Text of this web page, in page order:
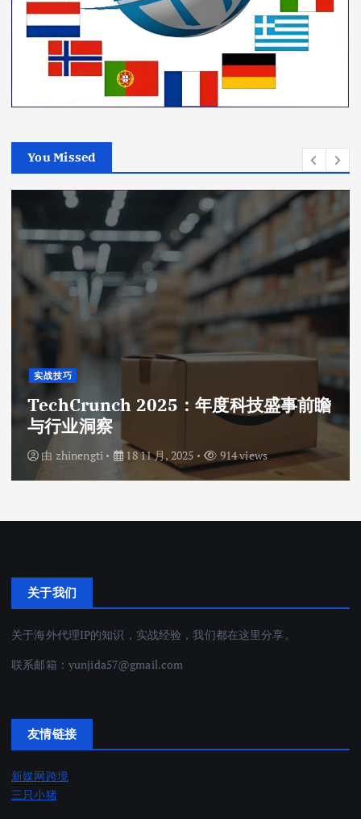
You Missed
实战技巧
TechCrunch 2025：年度科技盛事前瞻
与行业洞察
由 zhinengti 18 11 月, 2025 914 views
关于我们
关于海外代理IP的知识，实战经验，我们都在这里分享。
联系邮箱： yunjida57@gmail.com
友情链接
新媒网跨境
三只小猪